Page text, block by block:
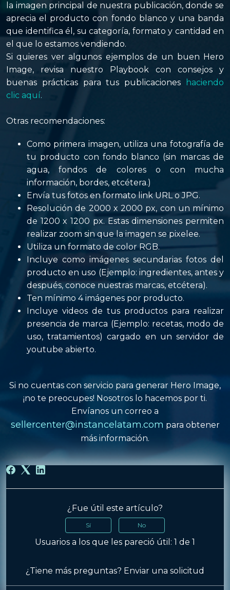
la imagen principal de nuestra publicación, donde se
aprecia el producto con fondo blanco y una banda
que identifica él, su categoría, formato y cantidad en
el que lo estamos vendiendo.
Si quieres ver algunos ejemplos de un buen Hero
Image, revisa nuestro Playbook con consejos y
buenas prácticas para tus publicaciones
haciendo
clic aquí.
Otras recomendaciones:
Como primera imagen, utiliza una fotografía de
tu producto con fondo blanco (sin marcas de
agua, fondos de colores o con mucha
información, bordes, etcétera.)
Envía tus fotos en formato link URL o JPG.
Resolución de 2000 x 2000 px, con un mínimo
de 1200 x 1200 px. Estas dimensiones permiten
realizar zoom sin que la imagen se pixelee.
Utiliza un formato de color RGB.
Incluye como imágenes secundarias fotos del
producto en uso (Ejemplo: ingredientes, antes y
después, conoce nuestras marcas, etcétera).
Ten mínimo 4 imágenes por producto.
Incluye videos de tus productos para realizar
presencia de marca (Ejemplo: recetas, modo de
uso, tratamientos)cargado en un servidor de
youtube abierto.
Si no cuentas con servicio para generar Hero Image,
¡no te preocupes! Nosotros lo hacemos por ti.
Envíanos un correo a
sellercenter@instancelatam.com para obtener
más información.
¿Fue útil este artículo?
Sí No
Usuarios a los que les pareció útil: 1 de 1
¿Tiene más preguntas? Enviar una solicitud